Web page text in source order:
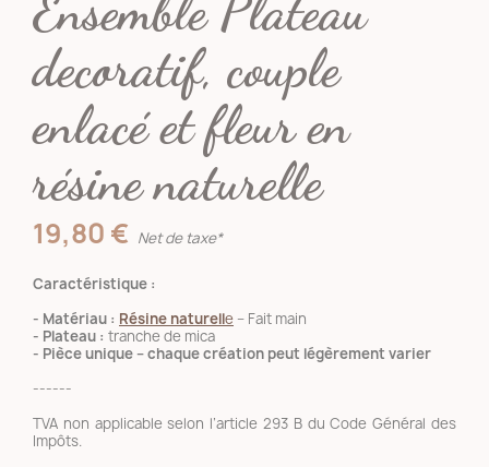
decoratif, couple
enlacé et fleur en
résine naturelle
19,80 € Net de taxe*
Caractéristique :
- Matériau : Résine naturelle– Fait main
- Plateau : tranche de mica
- Pièce unique – chaque création peut légèrement varier
------
TVA non applicable selon l’article 293 B du Code Général des
Impôts.